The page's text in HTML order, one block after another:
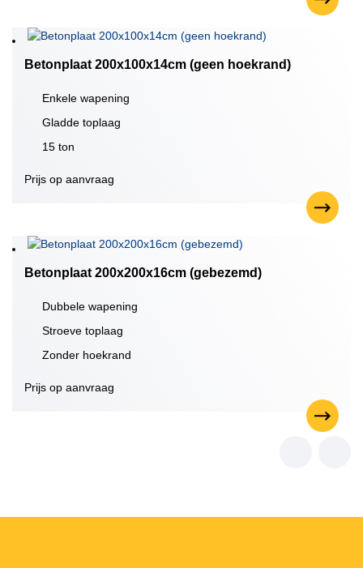
Betonplaat 200x100x14cm (geen hoekrand)
Enkele wapening
Gladde toplaag
15 ton
Prijs op aanvraag
Betonplaat 200x200x16cm (gebezemd)
Dubbele wapening
Stroeve toplaag
Zonder hoekrand
Prijs op aanvraag